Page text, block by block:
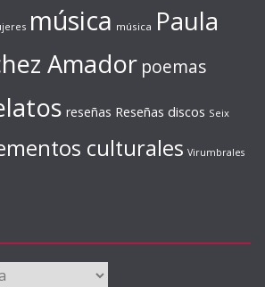
música música Paula
Amador poemas
reseñas Reseñas discos Seix
culturales Virumbrales